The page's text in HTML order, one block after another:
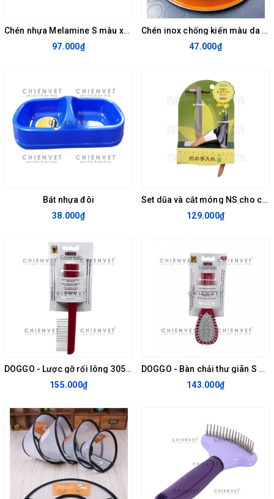
Chén nhựa Melamine S màu xanh lá
97.000₫
Chén inox chống kiến màu da cam
47.000₫
Bát nhựa đôi
38.000₫
Set dũa và cắt móng NS cho chó cưng
129.000₫
DOGGO - Lược gỡ rối lông 305059
155.000₫
DOGGO - Bàn chải thư giãn S 305075
143.000₫